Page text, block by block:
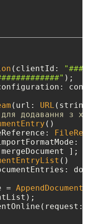
(clientId:
(url: URL
додавання з
()
()
=